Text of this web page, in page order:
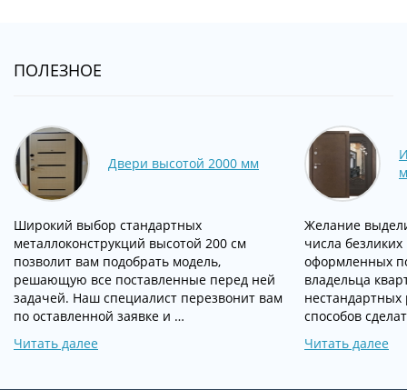
ПОЛЕЗНОЕ
Двери высотой 2000 мм
Широкий выбор стандартных
металлоконструкций высотой 200 см
позволит вам подобрать модель,
решающую все поставленные перед ней
задачей. Наш специалист перезвонит вам
по оставленной заявке и …
Читать далее
Желание
числа
оформленных
владельца
способов
Читать далее